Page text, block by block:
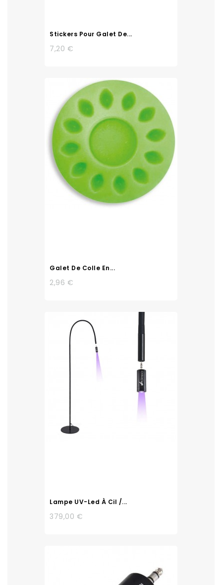
Stickers Pour Galet De...
7,20 €
Galet De Colle En...
2,96 €
Lampe UV-Led À Cil /...
379,00 €